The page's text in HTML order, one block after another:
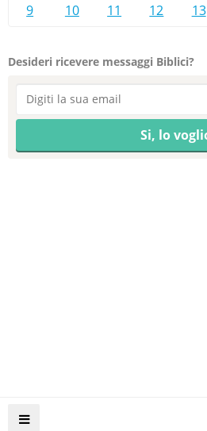
9 10 11 12 13
Desideri ricevere messaggi Biblici?